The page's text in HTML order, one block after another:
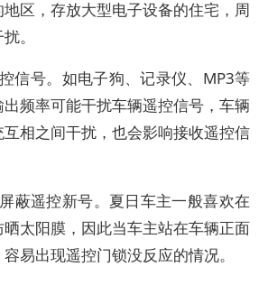
区，存放大型电子设备的住宅，周
。
信号。如电子狗、记录仪、MP3等
频率可能干扰车辆遥控信号，车辆
相之间干扰，也会影响接收遥控信
蔽遥控新号。夏日车主一般喜欢在
太阳膜，因此当车主站在车辆正面
易出现遥控门锁没反应的情况。